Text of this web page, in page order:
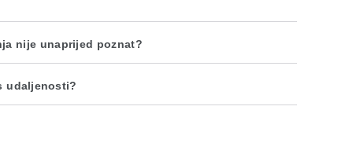
nije unaprijed poznat?
udaljenosti?